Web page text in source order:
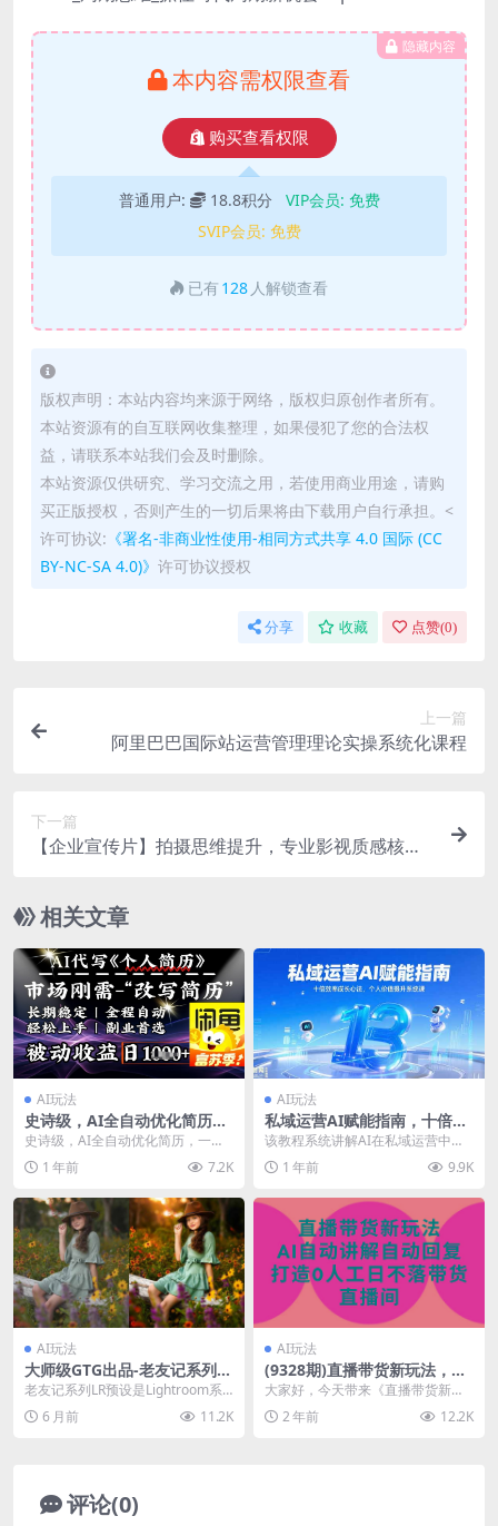
隐藏内容
本内容需权限查看
购买查看权限
普通用户: 18.8积分 VIP会员: 免费
SVIP会员: 免费
已有 128 人解锁查看
版权声明：本站内容均来源于网络，版权归原创作者所有。
本站资源有的自互联网收集整理，如果侵犯了您的合法权
益，请联系本站我们会及时删除。
本站资源仅供研究、学习交流之用，若使用商业用途，请购
买正版授权，否则产生的一切后果将由下载用户自行承担。<
许可协议: 《署名-非商业性使用-相同方式共享 4.0 国际 (CC
BY-NC-SA 4.0)》 许可协议授权
分享 收藏 点赞(0)
上一篇
阿里巴巴国际站运营管理理论实操系统化课程
下一篇
【企业宣传片】拍摄思维提升，专业影视质感核心
相关文章
AI玩法
史诗级，AI全自动优化简历，
一分钟完成交付，结合人人刚
需，轻松日入多张
史诗级，AI全自动优化简历，一分
钟完成交付，结合人人刚需，轻松
日入多张 项目介绍...
1 年前 7.2K
AI玩法
私域运营AI赋能指南，十倍效
率成长心法，个人价值提升系
统课
该教程系统讲解AI在私域运营中的
实战应用，从个人价值提升方法论
到具体文案创作技巧...
1 年前 9.9K
AI玩法
大师级GTG出品-老友记系列AI
自适应预设The Friends Pres
et Collection
老友记系列LR预设是Lightroom系
列，搭配我们心爱的Cult Classi...
6 月前 11.2K
AI玩法
(9328期)直播带货新玩法，AI
自动讲解自动回复 打造0人工
日不落带货直播间-教程+软件
大家好，今天带来《直播带货新玩
法，AI自动讲解自动回复，打造0人
工日不落带货直播...
2 年前 12.2K
评论(0)